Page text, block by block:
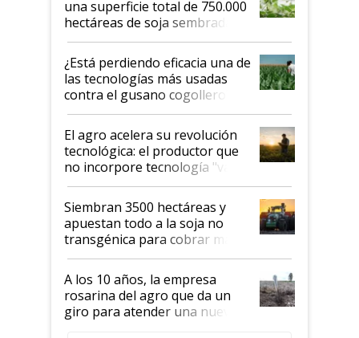
una superficie total de 750.000
hectáreas de soja sembradas
con una nueva generación de
variedades que marcan un
salto tecnológico en genética y
rendimiento
¿Está perdiendo eficacia una de
las tecnologías más usadas
contra el gusano cogollero? El
desafío de una tecnología clave
El agro acelera su revolución
tecnológica: el productor que
no incorpore tecnología "va a
perder el tren"
Siembran 3500 hectáreas y
apuestan todo a la soja no
transgénica para cobrar más
por tonelada: compraron un
semillero
A los 10 años, la empresa
rosarina del agro que da un
giro para atender una nueva